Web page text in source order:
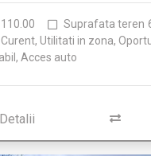
110.00 Suprafata teren
Utilitati in zona,
Acces auto
Detalii